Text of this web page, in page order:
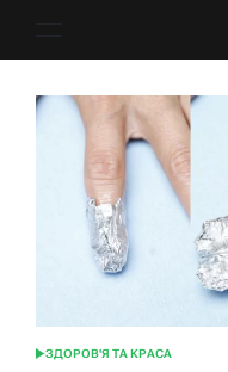
ОПУБЛІКУВАТИ
ЗДОРОВ'Я ТА КРАСА